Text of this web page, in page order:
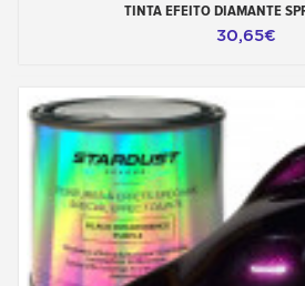
TINTA EFEITO DIAMANTE
30,65€